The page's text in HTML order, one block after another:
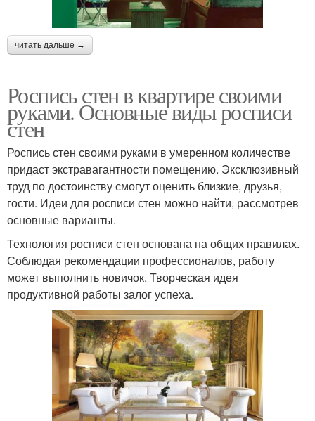
читать дальше →
Роспись стен в квартире своими
руками. Основные виды росписи
стен
Роспись стен своими руками в умеренном количестве
придаст экстравагантности помещению. Эксклюзивный
труд по достоинству смогут оценить близкие, друзья,
гости. Идеи для росписи стен можно найти, рассмотрев
основные варианты.
Технология росписи стен основана на общих правилах.
Соблюдая рекомендации профессионалов, работу
может выполнить новичок. Творческая идея
продуктивной работы залог успеха.